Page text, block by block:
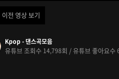
이전 영상 보기
Kpop - 댄스곡모음
유튜브 조회수 14,798회 / 유튜브 좋아요수